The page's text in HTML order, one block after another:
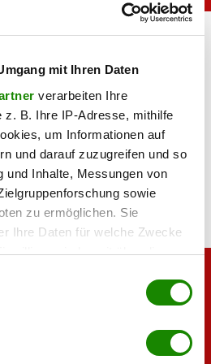
mit Ihren Daten
verarbeiten Ihre
z. B. Ihre IP-Adresse, mithilfe
um Informationen auf
und darauf zuzugreifen und so
und Inhalte, Messungen von
sowie
zu ermöglichen. Sie
Ihre Daten für welche Zwecke
jederzeit über die
widerrufen
Ihre geografische Lage
nennt Schock-
gibt es Gewissheit über
Der tatverdächtige Kampfsportler